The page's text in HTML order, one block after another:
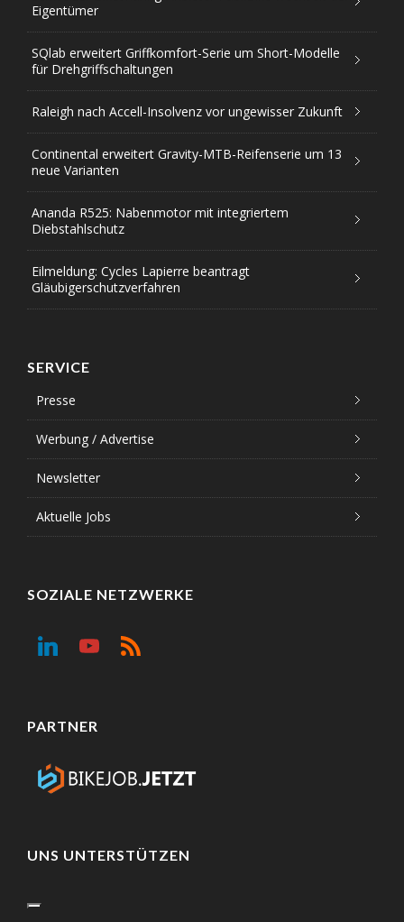
Eigentümer
SQlab erweitert Griffkomfort-Serie um Short-Modelle
für Drehgriffschaltungen
Raleigh nach Accell-Insolvenz vor ungewisser Zukunft
Continental erweitert Gravity-MTB-Reifenserie um 13
neue Varianten
Ananda R525: Nabenmotor mit integriertem
Diebstahlschutz
Eilmeldung: Cycles Lapierre beantragt
Gläubigerschutzverfahren
SERVICE
Presse
Werbung / Advertise
Newsletter
Aktuelle Jobs
SOZIALE NETZWERKE
PARTNER
UNS UNTERSTÜTZEN